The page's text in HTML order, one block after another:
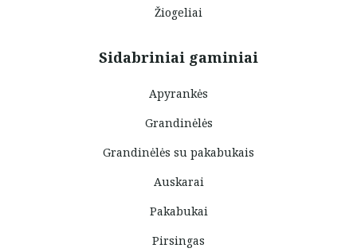
Žiogeliai
Sidabriniai gaminiai
Apyrankės
Grandinėlės
Grandinėlės su pakabukais
Auskarai
Pakabukai
Pirsingas